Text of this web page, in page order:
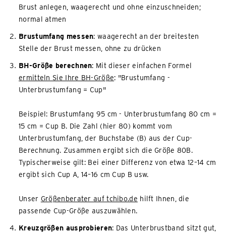
Brust anlegen, waagerecht und ohne einzuschneiden;
normal atmen
Brustumfang messen: waagerecht an der breitesten
Stelle der Brust messen, ohne zu drücken
BH-Größe berechnen: Mit dieser einfachen Formel
ermitteln Sie Ihre BH-Größe: "Brustumfang -
Unterbrustumfang = Cup"
Beispiel: Brustumfang 95 cm - Unterbrustumfang 80 cm =
15 cm = Cup B. Die Zahl (hier 80) kommt vom
Unterbrustumfang, der Buchstabe (B) aus der Cup-
Berechnung. Zusammen ergibt sich die Größe 80B.
Typischerweise gilt: Bei einer Differenz von etwa 12–14 cm
ergibt sich Cup A, 14–16 cm Cup B usw.
Unser Größenberater auf tchibo.de hilft Ihnen, die
passende Cup-Größe auszuwählen.
Kreuzgrößen ausprobieren: Das Unterbrustband sitzt gut,